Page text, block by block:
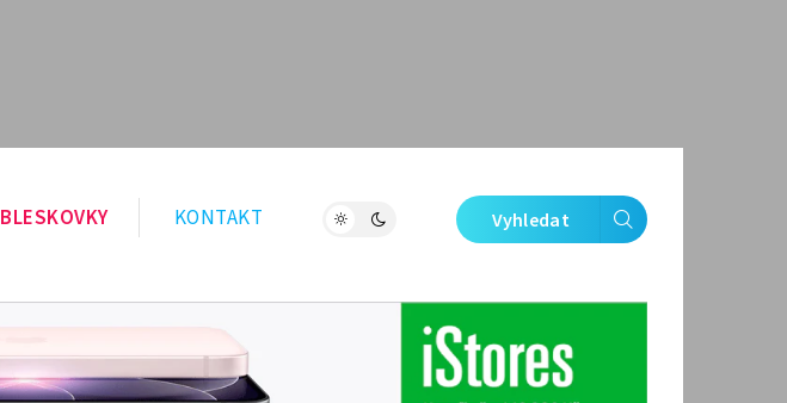
BLESKOVKY KONTAKT Vyhledat